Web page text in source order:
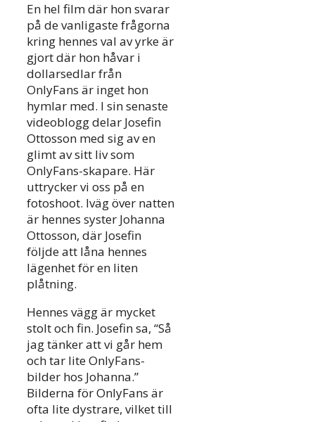
En hel film där hon svarar
på de vanligaste frågorna
kring hennes val av yrke är
gjort där hon håvar i
dollarsedlar från
OnlyFans är inget hon
hymlar med. I sin senaste
videoblogg delar Josefin
Ottosson med sig av en
glimt av sitt liv som
OnlyFans-skapare. Här
uttrycker vi oss på en
fotoshoot. Iväg över natten
är hennes syster Johanna
Ottosson, där Josefin
följde att låna hennes
lägenhet för en liten
plåtning.
Hennes vägg är mycket
stolt och fin. Josefin sa, “Så
jag tänker att vi går hem
och tar lite OnlyFans-
bilder hos Johanna.”
Bilderna för OnlyFans är
ofta lite dystrare, vilket till